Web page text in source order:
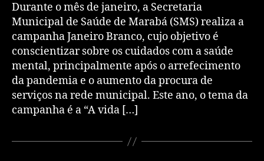
Durante o mês de janeiro, a Secretaria
Municipal de Saúde de Marabá (SMS) realiza a
campanha Janeiro Branco, cujo objetivo é
conscientizar sobre os cuidados com a saúde
mental, principalmente após o arrefecimento
da pandemia e o aumento da procura de
serviços na rede municipal. Este ano, o tema da
campanha é a “A vida […]